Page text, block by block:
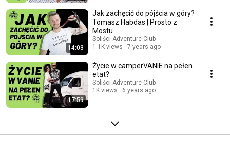
14:03
Jak zachęcić do pójścia w góry?
Tomasz Habdas | Prosto z
Mostu
Soliści Adventure Club
1.1K views
7 years ago
17:59
Życie w camperVANIE na pełen
etat?
Soliści Adventure Club
1K views
6 years ago